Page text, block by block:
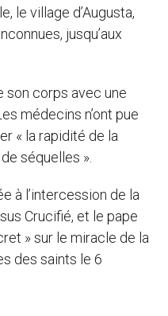
le village d’Augusta,
jusqu’aux
son corps avec une
médecins n’ont pue
« la rapidité de la
séquelles ».
à l’intercession de la
Crucifié, et le pape
» sur le miracle de la
des saints le 6